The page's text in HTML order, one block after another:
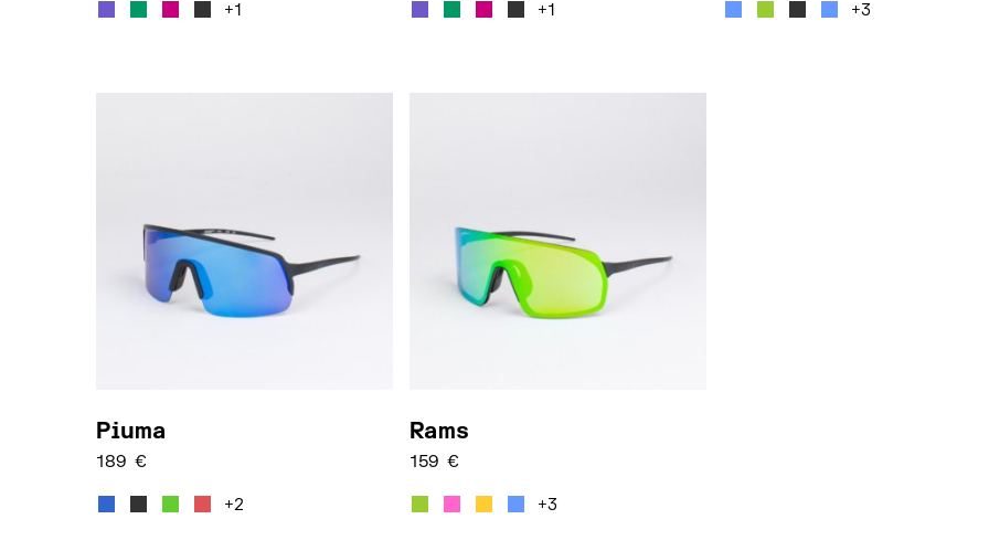
+1 +1 +3
Piuma
189 €
+2
Rams
159€
+3